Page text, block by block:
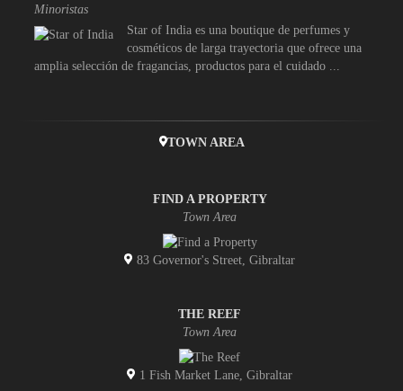
Minoristas
Star of India es una boutique de perfumes y
cosméticos de larga trayectoria que ofrece una
amplia selección de fragancias, productos para el cuidado ...
TOWN AREA
FIND A PROPERTY
Town Area
83 Governor's Street, Gibraltar
THE REEF
Town Area
1 Fish Market Lane, Gibraltar